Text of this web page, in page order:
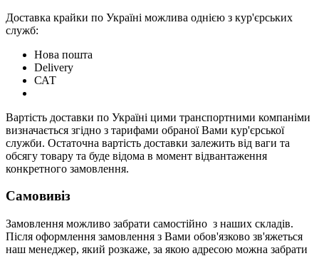
Доставка крайки по Україні можлива однією з кур'єрських
служб:
Нова пошта
Delivery
САТ
Вартість доставки по Україні цими транспортними компаніми
визначається згідно з тарифами обраної Вами кур'єрської
служби. Остаточна вартість доставки залежить від ваги та
обсягу товару та буде відома в момент відвантаження
конкретного замовлення.
Самовивіз
Замовлення можливо забрати самостійно з наших складів.
Після оформлення замовлення з Вами обов'язково зв'яжеться
наш менеджер, який розкаже, за якою адресою можна забрати